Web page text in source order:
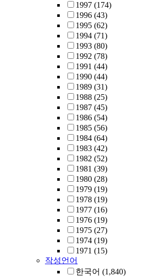
1997 (174)
1996 (43)
1995 (62)
1994 (71)
1993 (80)
1992 (78)
1991 (44)
1990 (44)
1989 (31)
1988 (25)
1987 (45)
1986 (54)
1985 (56)
1984 (64)
1983 (42)
1982 (52)
1981 (39)
1980 (28)
1979 (19)
1978 (19)
1977 (16)
1976 (19)
1975 (27)
1974 (19)
1971 (15)
작성언어
한국어 (1,840)